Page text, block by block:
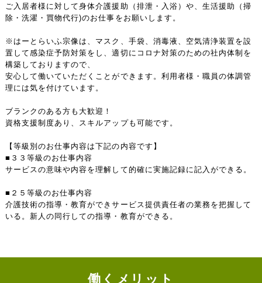
ご入居者様に対して身体介護援助（排泄・入浴）や、生活援助（掃
除・洗濯・買物代行)のお仕事をお願いします。
※はーとらいふ宗像は、マスク、手袋、消毒液、空気清浄装置を設
置して感染症予防対策をし、適切にコロナ対策のための社内体制を
構築しておりますので、
安心して働いていただくことができます。利用者様・職員の体調管
理には気を付けています。
ブランクのある方も大歓迎！
資格支援制度あり、スキルアップも可能です。
【等級別のお仕事内容は下記の内容です】
■３３等級のお仕事内容
サービスの意味や内容を理解して的確に実施記録に記入ができる。
■２５等級のお仕事内容
介護技術の指導・教育ができサービス提供責任者の業務を把握して
いる。新人の同行しての指導・教育ができる。
働くメリット